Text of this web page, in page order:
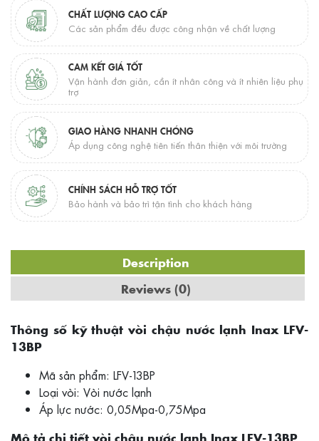
CHẤT LƯỢNG CAO CẤP
Các sản phẩm đều được công nhận về chất lượng
CAM KẾT GIÁ TỐT
Vận hành đơn giản, cần ít nhân công và ít nhiên liệu phụ
trợ
GIAO HÀNG NHANH CHÓNG
Áp dụng công nghệ tiên tiến thân thiện với môi trường
CHÍNH SÁCH HỖ TRỢ TỐT
Bảo hành và bảo trì tận tình cho khách hàng
Description
Reviews (0)
Thông số kỹ thuật vòi chậu nước lạnh Inax LFV-
13BP
Mã sản phẩm: LFV-13BP
Loại vòi: Vòi nước lạnh
Áp lực nước: 0,05Mpa-0,75Mpa
Mô tả chi tiết vòi chậu nước lạnh Inax LFV-13BP